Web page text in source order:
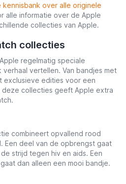
kennisbank over alle originele
alle informatie over de Apple
collecties van Apple.
collecties
regelmatig speciale
vertellen. Van bandjes met
exclusieve edities voor een
deze collecties geeft Apple extra
combineert opvallend rood
Een deel van de opbrengst gaat
strijd tegen hiv en aids. Een
dan alleen een mooi bandje.